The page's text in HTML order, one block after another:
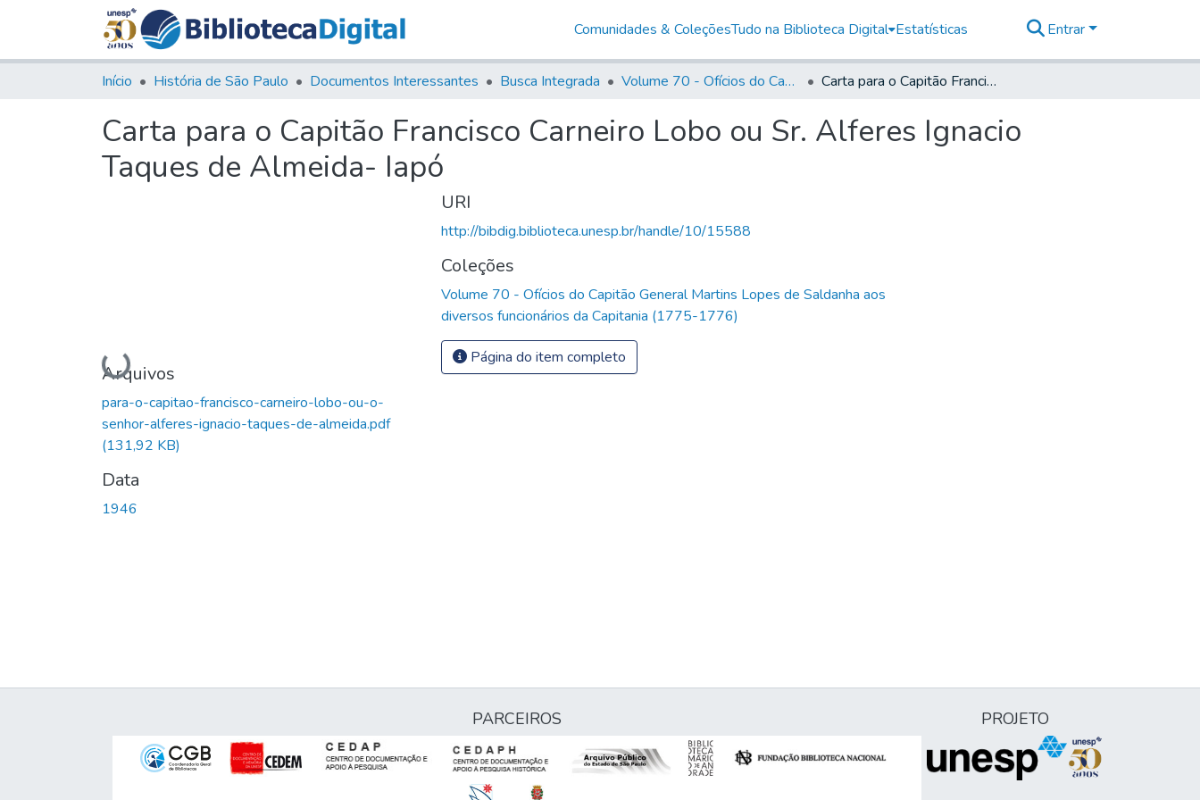
Comunidades & ColeçõesTudo na Biblioteca Digital Estatísticas Entrar
Início História de São Paulo Documentos Interessantes Busca Integrada Volume 70 - Ofícios do Capitão General Martins Lopes de Saldanha aos diversos funcionários da Capitania (1775-1776) Carta para o Capitão Francisco Carneiro Lobo ou Sr. Alferes Ignacio Taques de Almeida- Iapó
Carta para o Capitão Francisco Carneiro Lobo ou Sr. Alferes Ignacio
Taques de Almeida- Iapó
Carregando...
Arquivos
para-o-capitao-francisco-carneiro-lobo-ou-o-
senhor-alferes-ignacio-taques-de-almeida.pdf
(131,92 KB)
Data
1946
URI
http://bibdig.biblioteca.unesp.br/handle/10/15588
Coleções
Volume 70 - Ofícios do Capitão General Martins Lopes de Saldanha aos
diversos funcionários da Capitania (1775-1776)
Página do item completo
PARCEIROS PROJETO